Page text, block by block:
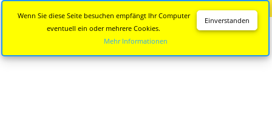
Einverstanden
Wenn Sie diese Seite besuchen empfängt Ihr Computer
eventuell ein oder mehrere Cookies.
Mehr Informationen